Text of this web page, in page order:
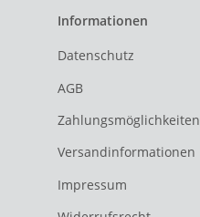
Informationen
Datenschutz
AGB
Zahlungsmöglichkeiten
Versandinformationen
Impressum